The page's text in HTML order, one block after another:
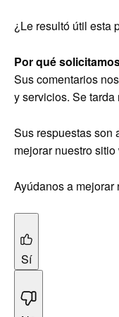
¿Le resultó útil esta
Por qué
Sus comentarios
y servicios. Se
Sus respuestas son
mejorar nuestro sitio
Ayúdanos a
Sí